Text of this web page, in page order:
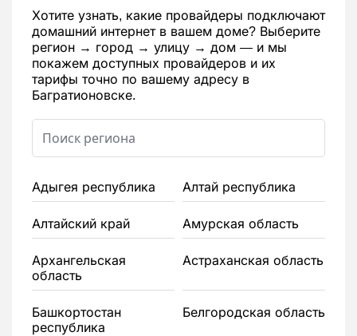
Хотите узнать, какие провайдеры подключают
домашний интернет в вашем доме? Выберите
регион → город → улицу → дом — и мы
покажем доступных провайдеров и их
тарифы точно по вашему адресу в
Багратионовске.
Адыгея республика Алтай республика
Алтайский край Амурская область
Архангельская
область
Астраханская область
Башкортостан
республика
Белгородская область